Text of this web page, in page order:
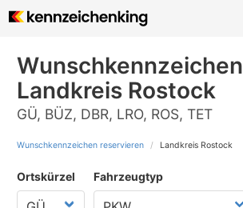
Wunschkennzeichen
Landkreis Rostock
GÜ, BÜZ, DBR, LRO, ROS, TET
Wunschkennzeichen reservieren Landkreis Rostock
Ortskürzel Fahrzeugtyp